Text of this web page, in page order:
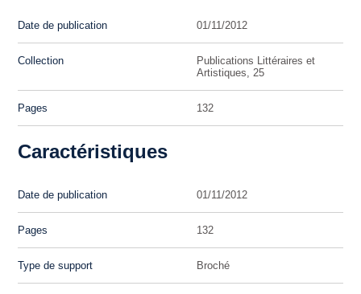
Date de publication 01/11/2012
Collection
Publications Littéraires et
Artistiques, 25
Pages 132
Caractéristiques
Date de publication 01/11/2012
Pages 132
Type de support Broché